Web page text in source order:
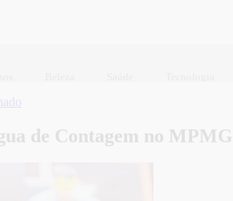
de Contagem no MPMG